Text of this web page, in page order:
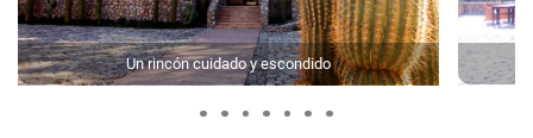
Un rincón cuidado y escondido